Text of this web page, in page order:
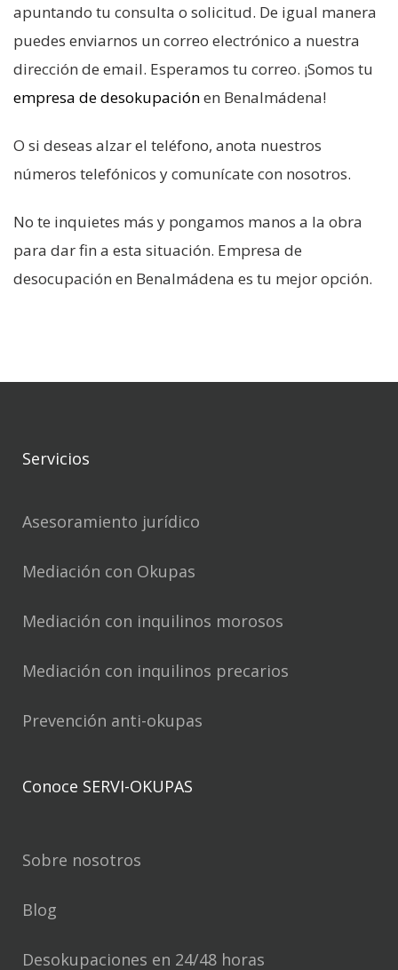
apuntando tu consulta o solicitud. De igual manera
puedes enviarnos un correo electrónico a nuestra
dirección de email. Esperamos tu correo. ¡Somos tu
empresa de desokupaciónen Benalmádena!
O si deseas alzar el teléfono, anota nuestros
números telefónicos y comunícate con nosotros.
No te inquietes más y pongamos manos a la obra
para dar fin a esta situación. Empresa de
desocupación en Benalmádena es tu mejor opción.
Servicios
Asesoramiento jurídico
Mediación con Okupas
Mediación con inquilinos morosos
Mediación con inquilinos precarios
Prevención anti-okupas
Conoce SERVI-OKUPAS
Sobre nosotros
Blog
Desokupaciones en 24/48 horas